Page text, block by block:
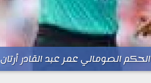
الحكم الصومالي عمر عبد القادر أرتان